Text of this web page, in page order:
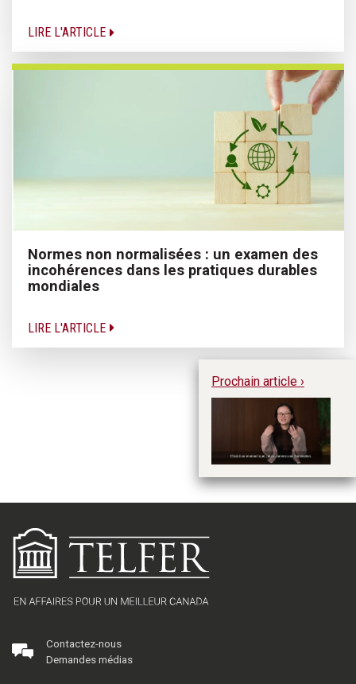
LIRE L'ARTICLE
Normes non normalisées : un examen des
incohérences dans les pratiques durables
mondiales
LIRE L'ARTICLE
Prochain article ›
Contactez-nous
Demandes médias